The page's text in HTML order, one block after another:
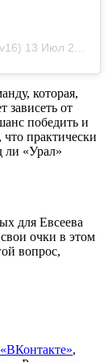
13 Июл 2020 в 7:28 PDT
которая,
зависеть от
победить и
что практически
ли «Урал»
для Евсеева
очки в этом
вопрос,
,